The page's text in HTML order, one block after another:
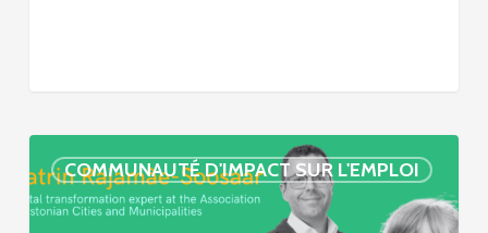
COMMUNAUTÉ D'IMPACT SUR L'EMPLOI
Simone »
épisode